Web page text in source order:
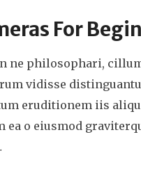
For
ne philosophari,
vidisse
eruditionem iis
ea o eiusmod